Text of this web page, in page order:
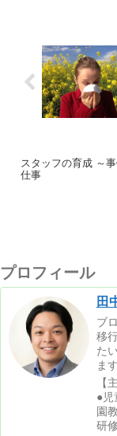
スタッフの育成 ～
仕事
プロフィール
田
ブ
移
た
ます
【
●児
園
研